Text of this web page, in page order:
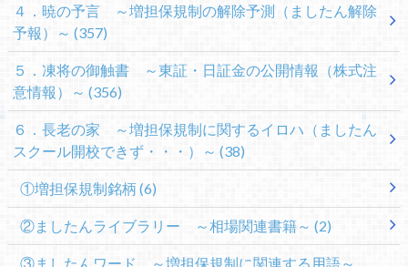
４．暁の予言 ～増担保規制の解除予測（ましたん解除
予報）～ (357)
５．凍将の御触書 ～東証・日証金の公開情報（株式注
意情報）～ (356)
６．長老の家 ～増担保規制に関するイロハ（ましたん
スクール開校できず・・・）～ (38)
①増担保規制銘柄 (6)
②ましたんライブラリー ～相場関連書籍～ (2)
③ましたんワード ～増担保規制に関連する用語～